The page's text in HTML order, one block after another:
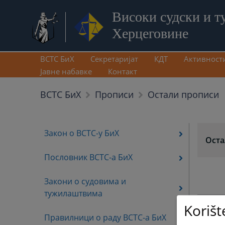
Високи судски и
Херцеговине
ВСТС БиХ Секретаријат КДТ
Јавне набавке
Контакт
ВСТС БиХ Прописи Остали прописи
Закон о ВСТС-у БиХ
Пословник ВСТС-а БиХ
Закони о судовима и
тужилаштвима
Правилници о раду ВСТС-а БиХ